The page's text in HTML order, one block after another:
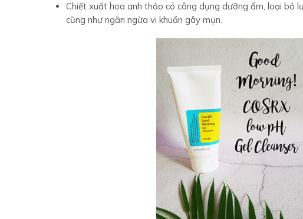
Chiết xuất hoa anh thảo có công dụng dưỡng ẩm, loại bỏ
cũng như ngăn ngừa vi khuẩn gây mụn.